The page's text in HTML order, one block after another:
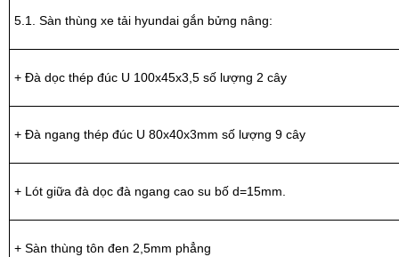
5.1. Sàn thùng xe tải hyundai gắn bửng nâng:
+ Đà dọc thép đúc U 100x45x3,5 số lượng 2 cây
+ Đà ngang thép đúc U 80x40x3mm số lượng 9 cây
+ Lót giữa đà dọc đà ngang cao su bố d=15mm.
+ Sàn thùng tôn đen 2,5mm phẳng